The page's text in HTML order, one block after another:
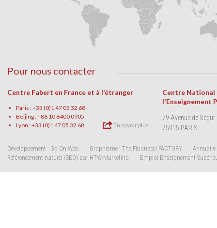
Pour nous contacter
Centre Fabert en France et à l'étranger
Paris : +33 (0)1 47 05 32 68
Beijing : +86 10 6400 0905
Lyon : +33 (0)1 47 05 32 68
En savoir plus
Centre National
l'Enseignement
79 Avenue de Ségur
75015 PARIS
Développement : Go On Web Graphisme : The Fibonacci FACTORY
Annuaire
Référencement naturel (SEO) par HTW-Marketing
Emploi Enseignement